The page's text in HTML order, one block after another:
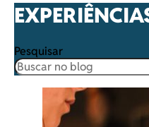
Pesquisar